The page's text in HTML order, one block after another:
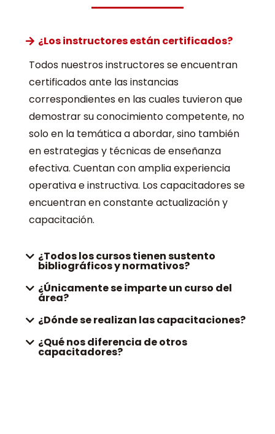
¿Los instructores están certificados?
Todos nuestros instructores se encuentran
certificados ante las instancias
correspondientes en las cuales tuvieron que
demostrar su conocimiento competente, no
solo en la temática a abordar, sino también
en estrategias y técnicas de enseñanza
efectiva. Cuentan con amplia experiencia
operativa e instructiva. Los capacitadores se
encuentran en constante actualización y
capacitación.
¿Todos los cursos tienen sustento
bibliográficos y normativos?
¿Únicamente se imparte un curso del
área?
¿Dónde se realizan las capacitaciones?
¿Qué nos diferencia de otros
capacitadores?